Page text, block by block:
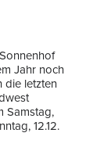
Jahr noch
die letzten
Samstag,
12.12.